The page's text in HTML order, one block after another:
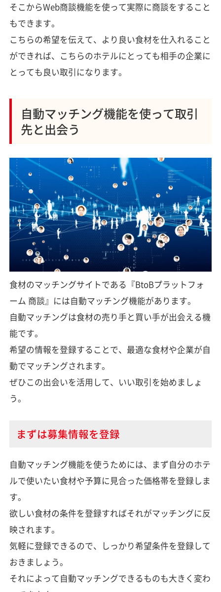
そこからWeb商談機能を使って実際に商談をすること
もできます。
こちらの希望を伝えて、より良い食材を仕入れること
ができれば、こちらのホテルにとっても相手の企業に
とっても良い取引になります。
自動マッチング機能を使って取引
先と出会う
食材のマッチングサイトである『BtoBプラットフォ
ーム 商談』には自動マッチング機能があります。
自動マッチングは食材の売り手と買い手が出会える機
能です。
希望の情報を登録することで、最適な食材や企業が自
動でマッチングされます。
ぜひこの出会いを活用して、いい取引を始めましょ
う。
まずは募集情報を登録
自動マッチング機能を使うためには、まず自分のホテ
ルで使いたい食材や予算に見合った価格帯を登録しま
す。
欲しい食材の条件を登録すればそれがマッチングに反
映されます。
気軽に登録できるので、しっかり希望条件を登録して
おきましょう。
それによって自動マッチングできるものも大きく変わ